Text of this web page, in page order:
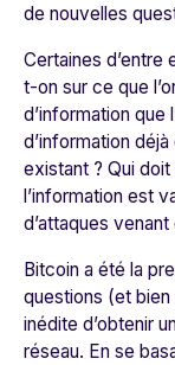
de nouvelles
Certaines d’entre
t-on sur ce que
d’information que
d’information
existant ? Qui doit
l’information est
d’attaques
Bitcoin a été la
questions (et bien
inédite d’obtenir
réseau. En se